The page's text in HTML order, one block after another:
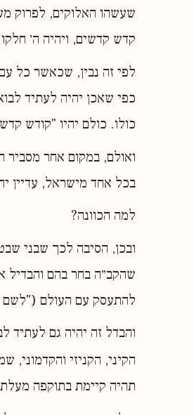
שעשהו האלוקים, לפרוק
קדש קדשים, ויהיה ה׳
לפי זה נבין, שכאשר כל עם
כפי שאכן יהיה לעתיד
כולו. כולם יהיו "קודש
ואולם, במקום אחר
בכל אחד מישראל, עדיין
למה הכוונה?
ובכן, הסיבה לכך שבני
שהקב״ה בחר בהם והבדיל
להתעסק עם העולם ("לשם
והבדל זה יהיה גם לעתיד
הקיני, הקניזי והקדמוני,
תהיה קיימת בתוקפה